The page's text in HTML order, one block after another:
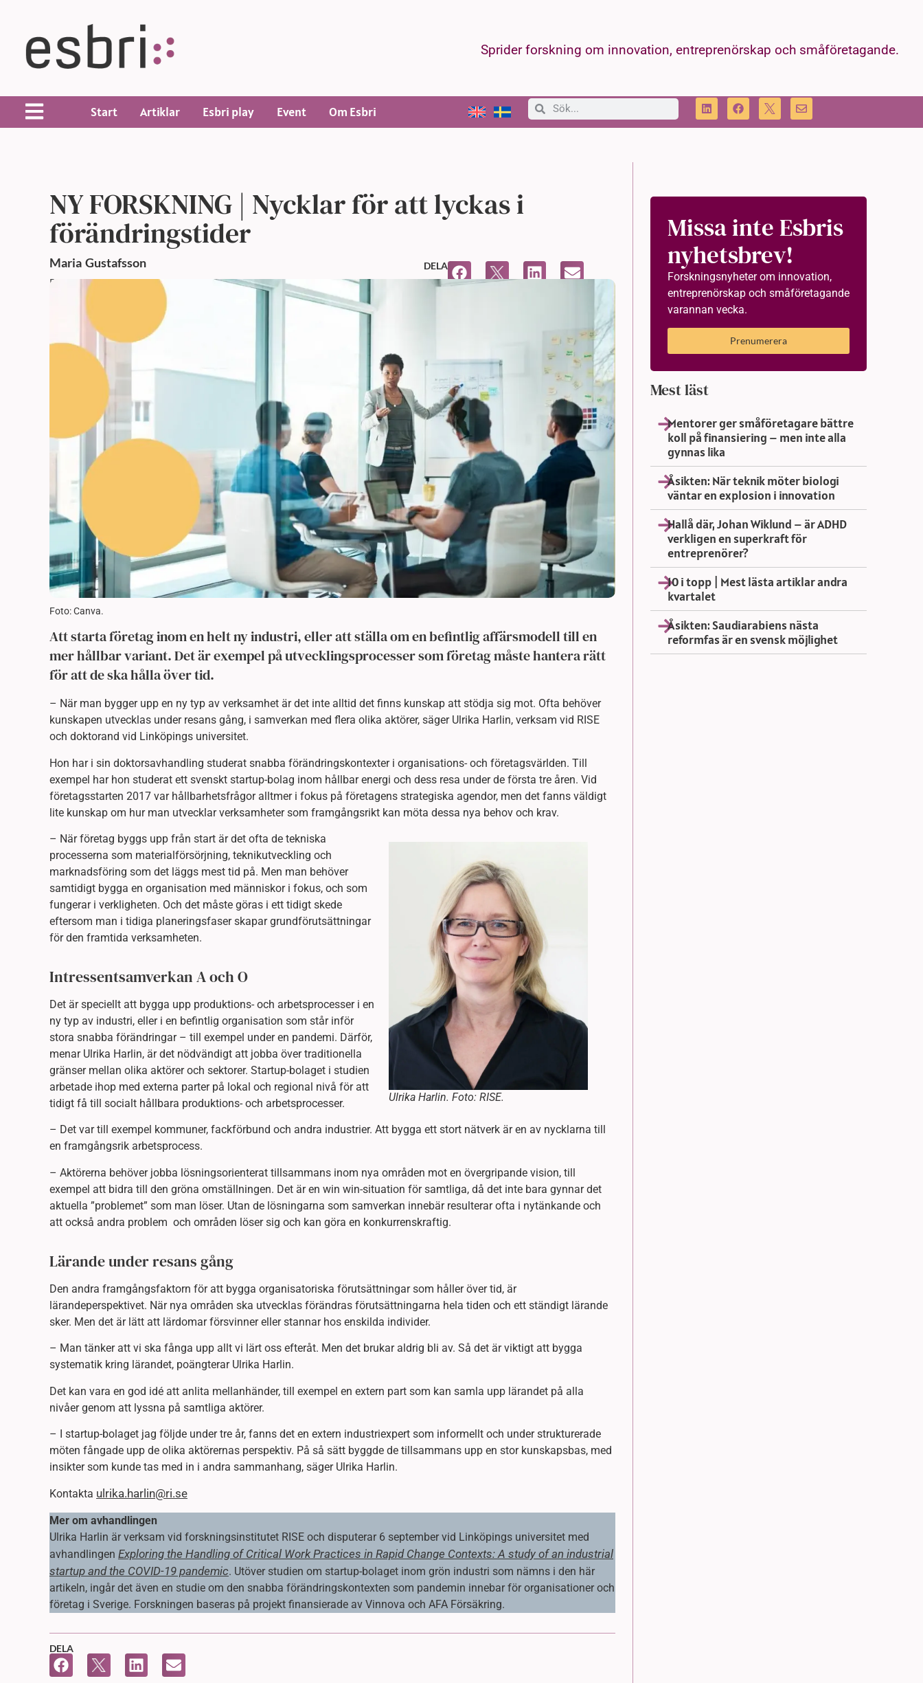
Sprider forskning om innovation, entreprenörskap och småföretagande.
Start Artiklar Esbri play Event Om Esbri
NY FORSKNING | Nycklar för att lyckas i
förändringstider
Maria Gustafsson
Publicerad: 20 aug 2024, 11:57 f m Uppdaterad: 20 aug 2024, 12:23 e m
DELA
Foto: Canva.
Att starta företag inom en helt ny industri, eller att ställa om en befintlig affärsmodell till en
mer hållbar variant. Det är exempel på utvecklingsprocesser som företag måste hantera rätt
för att de ska hålla över tid.
– När man bygger upp en ny typ av verksamhet är det inte alltid det finns kunskap att stödja sig mot. Ofta behöver
kunskapen utvecklas under resans gång, i samverkan med flera olika aktörer, säger Ulrika Harlin, verksam vid RISE
och doktorand vid Linköpings universitet.
Hon har i sin doktorsavhandling studerat snabba förändringskontexter i organisations- och företagsvärlden. Till
exempel har hon studerat ett svenskt startup-bolag inom hållbar energi och dess resa under de första tre åren. Vid
företagsstarten 2017 var hållbarhetsfrågor alltmer i fokus på företagens strategiska agendor, men det fanns väldigt
lite kunskap om hur man utvecklar verksamheter som framgångsrikt kan möta dessa nya behov och krav.
Ulrika Harlin. Foto: RISE.
– När företag byggs upp från start är det ofta de tekniska
processerna som materialförsörjning, teknikutveckling och
marknadsföring som det läggs mest tid på. Men man behöver
samtidigt bygga en organisation med människor i fokus, och som
fungerar i verkligheten. Och det måste göras i ett tidigt skede
eftersom man i tidiga planeringsfaser skapar grundförutsättningar
för den framtida verksamheten.
Intressentsamverkan A och O
Det är speciellt att bygga upp produktions- och arbetsprocesser i en
ny typ av industri, eller i en befintlig organisation som står inför
stora snabba förändringar – till exempel under en pandemi. Därför,
menar Ulrika Harlin, är det nödvändigt att jobba över traditionella
gränser mellan olika aktörer och sektorer. Startup-bolaget i studien
arbetade ihop med externa parter på lokal och regional nivå för att
tidigt få till socialt hållbara produktions- och arbetsprocesser.
– Det var till exempel kommuner, fackförbund och andra industrier. Att bygga ett stort nätverk är en av nycklarna till
en framgångsrik arbetsprocess.
– Aktörerna behöver jobba lösningsorienterat tillsammans inom nya områden mot en övergripande vision, till
exempel att bidra till den gröna omställningen. Det är en win win-situation för samtliga, då det inte bara gynnar det
aktuella ”problemet” som man löser. Utan de lösningarna som samverkan innebär resulterar ofta i nytänkande och
att också andra problem och områden löser sig och kan göra en konkurrenskraftig.
Lärande under resans gång
Den andra framgångsfaktorn för att bygga organisatoriska förutsättningar som håller över tid, är
lärandeperspektivet. När nya områden ska utvecklas förändras förutsättningarna hela tiden och ett ständigt lärande
sker. Men det är lätt att lärdomar försvinner eller stannar hos enskilda individer.
– Man tänker att vi ska fånga upp allt vi lärt oss efteråt. Men det brukar aldrig bli av. Så det är viktigt att bygga
systematik kring lärandet, poängterar Ulrika Harlin.
Det kan vara en god idé att anlita mellanhänder, till exempel en extern part som kan samla upp lärandet på alla
nivåer genom att lyssna på samtliga aktörer.
– I startup-bolaget jag följde under tre år, fanns det en extern industriexpert som informellt och under strukturerade
möten fångade upp de olika aktörernas perspektiv. På så sätt byggde de tillsammans upp en stor kunskapsbas, med
insikter som kunde tas med in i andra sammanhang, säger Ulrika Harlin.
Kontakta ulrika.harlin@ri.se
Mer om avhandlingen
Ulrika Harlin är verksam vid forskningsinstitutet RISE och disputerar 6 september vid Linköpings universitet med
avhandlingen Exploring the Handling of Critical Work Practices in Rapid Change Contexts: A study of an industrial
startup and the COVID-19 pandemic. Utöver studien om startup-bolaget inom grön industri som nämns i den här
artikeln, ingår det även en studie om den snabba förändringskontexten som pandemin innebar för organisationer och
företag i Sverige. Forskningen baseras på projekt finansierade av Vinnova och AFA Försäkring.
DELA
Missa inte Esbris
nyhetsbrev!
Forskningsnyheter om innovation,
entreprenörskap och småföretagande
varannan vecka.
Prenumerera
Mest läst
Mentorer ger småföretagare bättre
koll på finansiering – men inte alla
gynnas lika
Åsikten: När teknik möter biologi
väntar en explosion i innovation
Hallå där, Johan Wiklund – är ADHD
verkligen en superkraft för
entreprenörer?
10 i topp | Mest lästa artiklar andra
kvartalet
Åsikten: Saudiarabiens nästa
reformfas är en svensk möjlighet